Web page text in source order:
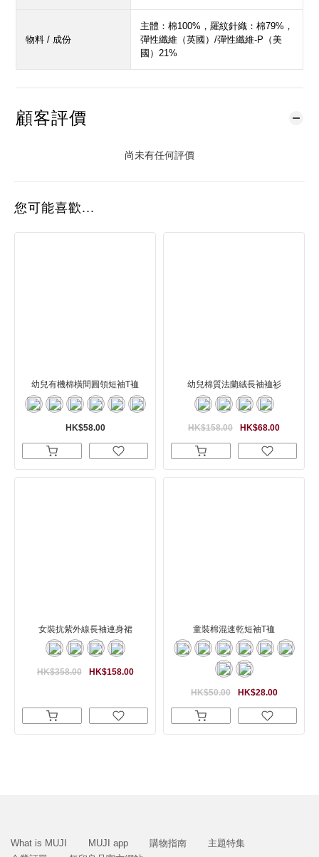
物料 / 成份
主體：棉100%，羅紋針織：棉79%，
彈性纖維（英國）/彈性纖維-P（美
國）21%
顧客評價
尚未有任何評價
您可能喜歡...
幼兒有機棉橫間圓領短袖T裇
HK$58.00
幼兒棉質法蘭絨長袖裇衫
HK$68.00
HK$158.00
女裝抗紫外線長袖連身裙
HK$158.00
HK$358.00
童裝棉混速乾短袖T裇
HK$28.00
HK$50.00
What is MUJI MUJI app 購物指南
主題特集